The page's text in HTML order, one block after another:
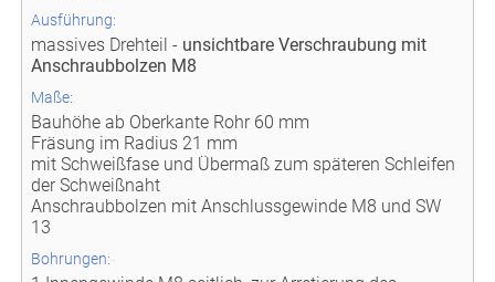
Ausführung:
massives Drehteil - unsichtbare Verschraubung mit
Anschraubbolzen M8
Maße:
Bauhöhe ab Oberkante Rohr 60 mm
Fräsung im Radius 21 mm
mit Schweißfase und Übermaß zum späteren Schleifen
der Schweißnaht
Anschraubbolzen mit Anschlussgewinde M8 und SW
13
Bohrungen: